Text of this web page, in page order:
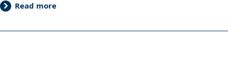
Read more